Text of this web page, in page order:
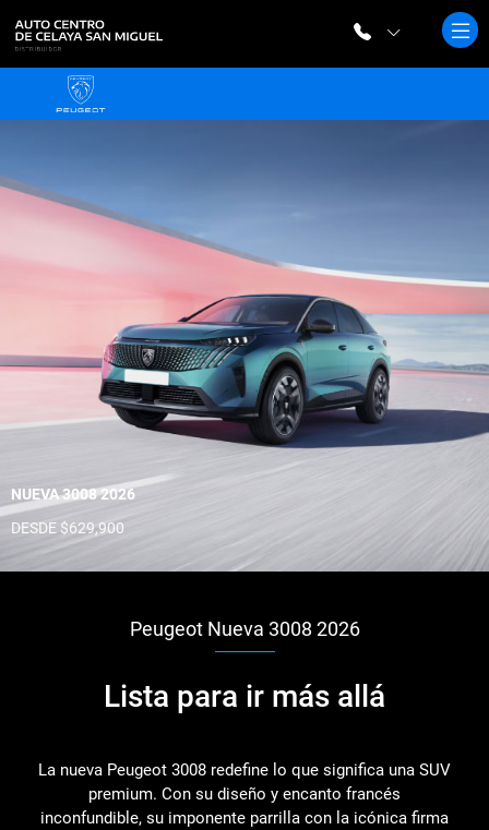
NUEVA 3008 2026
DESDE $629,900
Peugeot Nueva 3008 2026
Lista para ir más allá
La nueva Peugeot 3008 redefine lo que significa una SUV
premium. Con su diseño y encanto francés
inconfundible, su imponente parrilla con la icónica firma